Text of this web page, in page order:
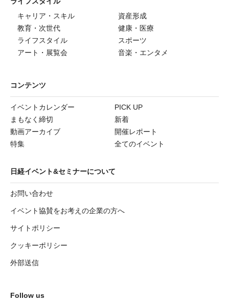
キャリア・スキル
資産形成
教育・次世代
健康・医療
ライフスタイル
スポーツ
アート・展覧会
音楽・エンタメ
コンテンツ
イベントカレンダー
PICK UP
まもなく締切
新着
動画アーカイブ
開催レポート
特集
全てのイベント
日経イベント&セミナーについて
お問い合わせ
イベント協賛をお考えの企業の方へ
サイトポリシー
クッキーポリシー
外部送信
Follow us